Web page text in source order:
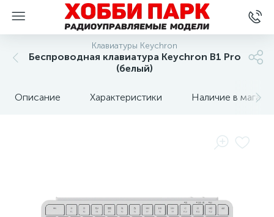
Клавиатуры Keychron
Беспроводная клавиатура Keychron B1 Pro
(белый)
Описание Характеристики Наличие в